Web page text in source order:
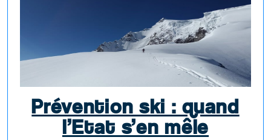
Prévention ski : quand
l’Etat s’en mêle